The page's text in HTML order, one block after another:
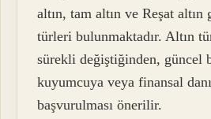
altın, tam altın ve Reşat altın
türleri bulunmaktadır. Altın
sürekli değiştiğinden,
kuyumcuya veya finansal
başvurulması önerilir.